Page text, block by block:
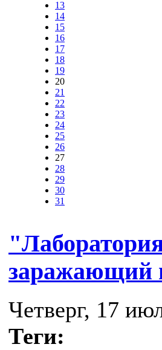
13
14
15
16
17
18
19
20
21
22
23
24
25
26
27
28
29
30
31
заражающий
Четверг, 17
Теги: